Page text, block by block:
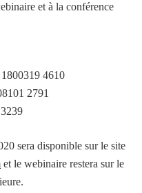
et à la conférence
4610
2791
sera disponible sur le site
et le webinaire restera sur le